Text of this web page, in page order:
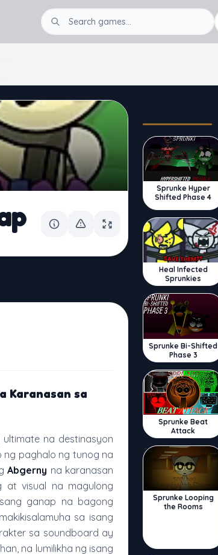
Karanasan sa
na destinasyon
paghalo ng tunog na
Abgerny na karanasan
at visual na magulong
ganap na bagong
sa isang
sa soundboard ay
na lumilikha ng isang
Sprunke Hyper
Shifted Phase 4
Heal Infected
Sprunkies
Sprunke Bi-Shifted
Phase 3
Sprunke Beat
Attack
Sprunke Looping
the Rooms